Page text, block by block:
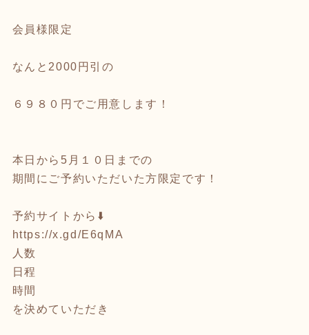
会員様限定
なんと2000円引の
６９８０円でご用意します！
本日から5月１０日までの
期間にご予約いただいた方限定です！
予約サイトから⬇️
https://x.gd/E6qMA
人数
日程
時間
を決めていただき